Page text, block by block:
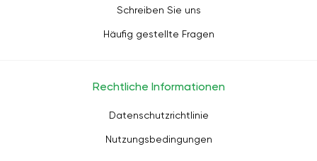
Schreiben Sie uns
Häufig gestellte Fragen
Rechtliche Informationen
Datenschutzrichtlinie
Nutzungsbedingungen